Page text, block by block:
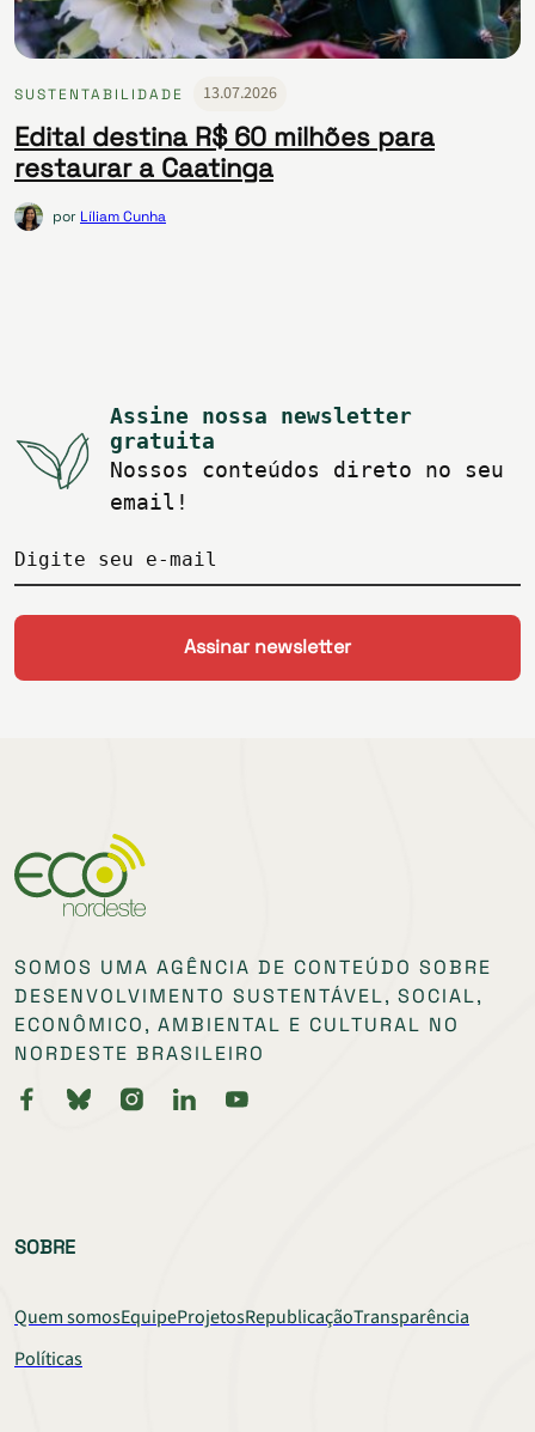
SUSTENTABILIDADE 13.07.2026
Edital destina R$ 60 milhões para
restaurar a Caatinga
por Líliam Cunha
Assine nossa newsletter
gratuita
Nossos conteúdos direto no seu
email!
Digite seu e-mail
SOMOS UMA AGÊNCIA DE CONTEÚDO SOBRE
DESENVOLVIMENTO SUSTENTÁVEL, SOCIAL,
ECONÔMICO, AMBIENTAL E CULTURAL NO
NORDESTE BRASILEIRO
SOBRE
Quem somosEquipeProjetosRepublicaçãoTransparência
Políticas